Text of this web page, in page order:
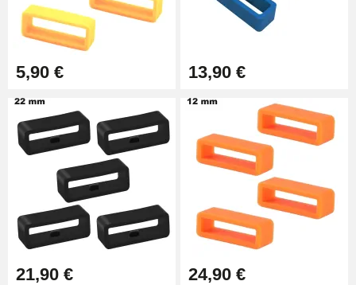
Extracteur de Bracelet de
5,90 € 13,90 €
21,90 € 24,90 €